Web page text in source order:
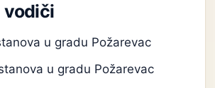
vodiči
u gradu Požarevac
u gradu Požarevac